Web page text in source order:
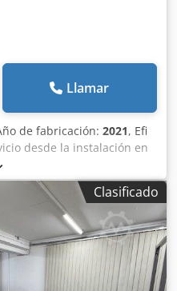
Llamar
de fabricación: 2021, Efi
desde la instalación en
blanco Por 9.000 €
Caldera V18 con driver y
litros por color CMYKW.
109 planchas por hora En
y carga en
bajo solicitud. Dodpfx
técnica adicional,
Clasificado